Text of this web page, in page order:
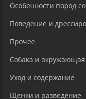
Особенности пород
Поведение и
Прочее
Собака и окружающая
Уход и содержание
Щенки и разведение